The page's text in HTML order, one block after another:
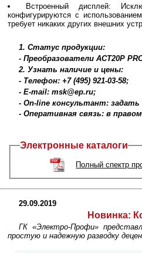
Встроенный дисплей:
конфигурируются с
требует никаких других внешних
1. Статус продукции:
- Преобразователи ACT20P
2. Узнать наличие и цены:
- Телефон: +7 (495) 921-03-58;
- E-mail: msk@ep.ru;
- On-line консультант: задать
- Оперативная связь: в
Электронные каталоги
Полный спектр
29.09.2019
Новинка:
ГК «Электро-Профи»
простую и надежную разводку